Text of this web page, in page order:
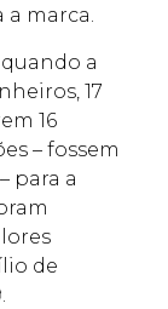
a marca.
a
17
16
– fossem
para a
de